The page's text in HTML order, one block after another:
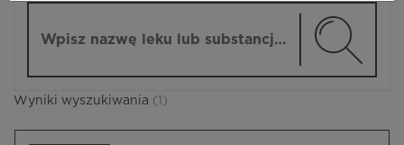
Wyniki wyszukiwania (1)